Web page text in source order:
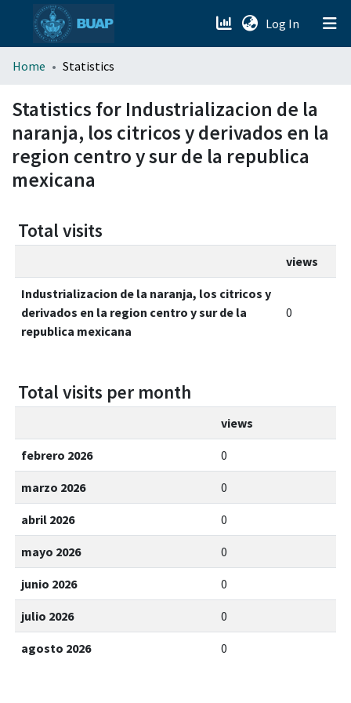
Log In (current)
menu.section.about_menu
All of DSpace
Home Statistics
Statistics for Industrializacion de la
naranja, los citricos y derivados en la
region centro y sur de la republica
mexicana
Total visits
views
Industrializacion de la naranja, los citricos y
derivados en la region centro y sur de la
republica mexicana
0
Total visits per month
views
febrero 2026 0
marzo 2026 0
abril 2026 0
mayo 2026 0
junio 2026 0
julio 2026 0
agosto 2026 0